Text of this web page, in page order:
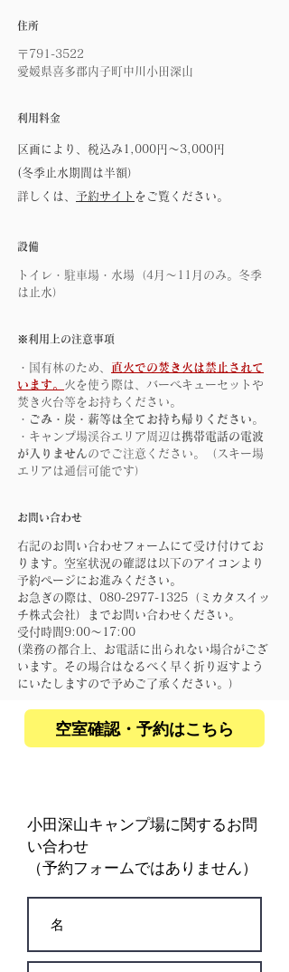
​​住所
〒791-3522
​愛媛県喜多郡内子町中川小田深山
​利用料金
​区画により、税込み1,000円～3,000円
(冬季止水期間は半額）
​詳しくは、 予約サイト をご覧ください。
​設備
トイレ・駐車場・水場（4月〜11月のみ。冬季
は止水）
​※利用上の注意事項
・国有林のため、 直火での焚き火は禁止されて
います。 火を使う際は、バーベキューセットや
焚き火台等をお持ちください。
・ ごみ・炭・薪等は全てお持ち帰りください。
・ キャンプ場渓谷エリア周辺は携帯電話の電波
が入りませんのでご注意ください。（スキー場
エリアは通信可能です）
​お問い合わせ
右記のお問い合わせフォームにて受け付けてお
ります。空室状況の確認は以下のアイコンより
予約ページにお進みください。
お急ぎの際は、080-2977-1325（ミカタスイッ
チ株式会社）​までお問い合わせください。
​受付時間9:00～17:00
(業務の都合上、お電話に出られない場合がござ
います。その場合はなるべく早く折り返すよう
にいたしますので予めご了承ください。）​
空室確認・予約はこちら
小田深山キャンプ場に関するお問
い合わせ
​（予約フォームではありません）